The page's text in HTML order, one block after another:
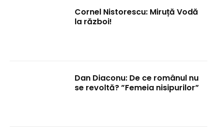
Cornel Nistorescu: Miruță Vodă
la război!
Dan Diaconu: De ce românul nu
se revoltă? ”Femeia nisipurilor”